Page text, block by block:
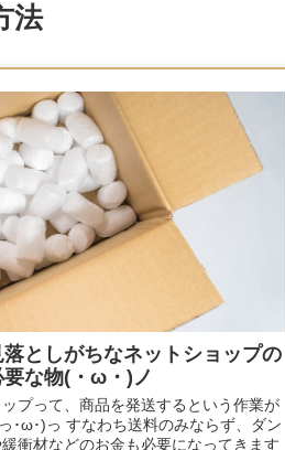
法
としがちなネットショップの
要な物(・ω・)ノ
プって、商品を発送するという作業が
･ω･)っ すなわち送料のみならず、ダン
衝材などのお金も必要になってきます